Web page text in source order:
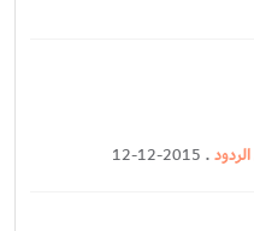
.
12-12-2015